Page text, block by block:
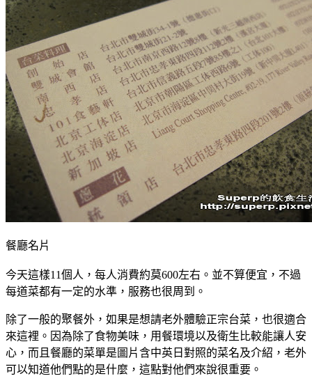
餐廳名片
今天這樣11個人，每人消費約莫600左右。並不算便宜，不過
每道菜都有一定的水準，服務也很周到。
除了一般的聚餐外，如果是想請老外體驗正宗台菜，也很適合
來這裡。因為除了食物美味，用餐環境以及衛生比較能讓人安
心，而且餐廳的菜單是圖片含中英日對照的菜名及介紹，老外
可以知道他們點的是什麼，這點對他們來說很重要。